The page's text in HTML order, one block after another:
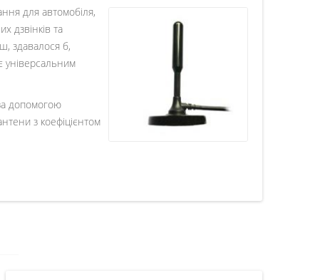
для автомобіля,
дзвінків та
здавалося б,
універсальним
допомогою
з коефіцієнтом